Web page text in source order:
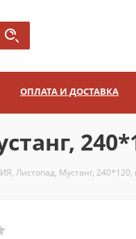
ОПЛАТА И ДОСТАВКА
Листопад, Мустанг, 240*120,